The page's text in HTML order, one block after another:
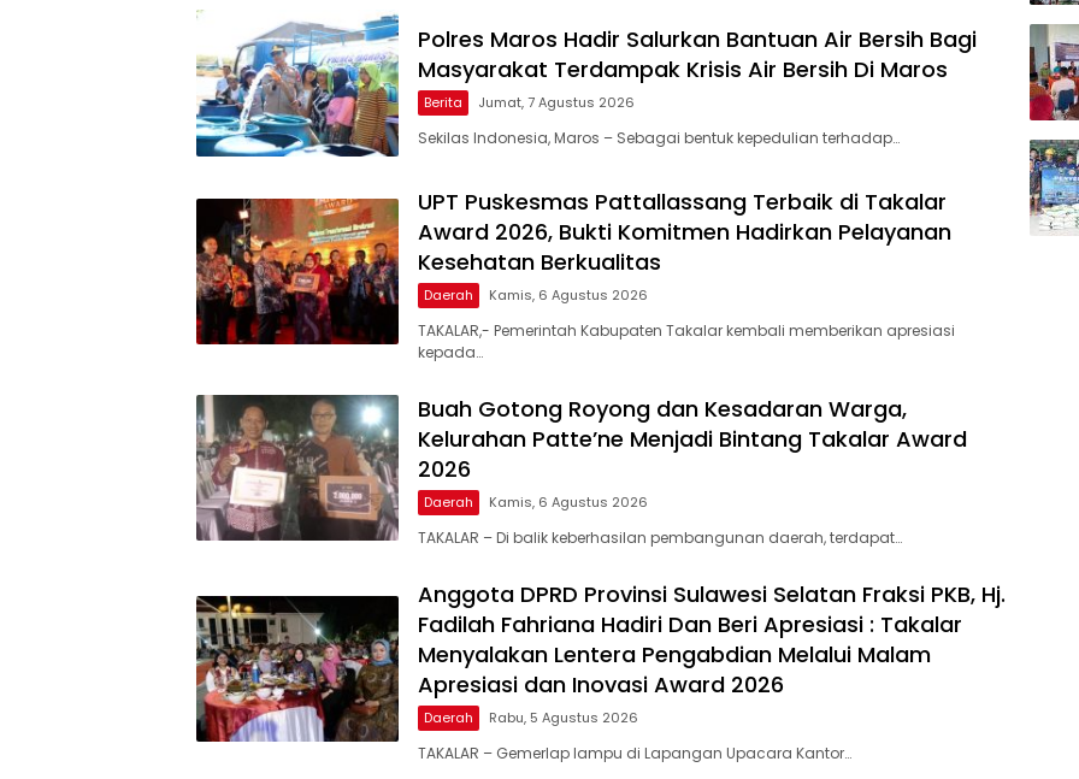
Polres Maros Hadir Salurkan Bantuan Air Bersih Bagi
Masyarakat Terdampak Krisis Air Bersih Di Maros
Berita Jumat, 7 Agustus 2026
Sekilas Indonesia, Maros – Sebagai bentuk kepedulian terhadap…
UPT Puskesmas Pattallassang Terbaik di Takalar
Award 2026, Bukti Komitmen Hadirkan Pelayanan
Kesehatan Berkualitas
Daerah Kamis, 6 Agustus 2026
TAKALAR,- Pemerintah Kabupaten Takalar kembali memberikan apresiasi
kepada…
Buah Gotong Royong dan Kesadaran Warga,
Kelurahan Patte’ne Menjadi Bintang Takalar Award
2026
Daerah Kamis, 6 Agustus 2026
TAKALAR – Di balik keberhasilan pembangunan daerah, terdapat…
Anggota DPRD Provinsi Sulawesi Selatan Fraksi PKB, Hj.
Fadilah Fahriana Hadiri Dan Beri Apresiasi : Takalar
Menyalakan Lentera Pengabdian Melalui Malam
Apresiasi dan Inovasi Award 2026
Daerah Rabu, 5 Agustus 2026
TAKALAR – Gemerlap lampu di Lapangan Upacara Kantor…